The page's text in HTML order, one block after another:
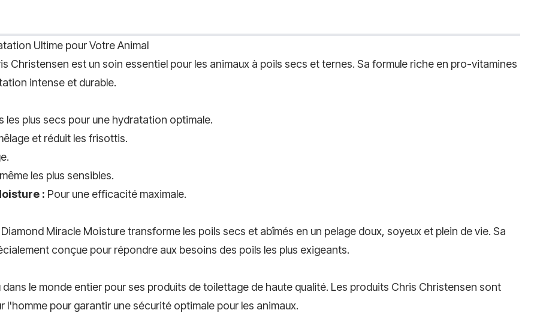
Ultime pour Votre Animal
Christensen est un soin essentiel pour les animaux à poils secs et ternes. Sa formule riche en pro-vitamines
intense et durable.
les plus secs pour une hydratation optimale.
et réduit les frisottis.
les plus sensibles.
: Pour une efficacité maximale.
Miracle Moisture transforme les poils secs et abîmés en un pelage doux, soyeux et plein de vie. Sa
conçue pour répondre aux besoins des poils les plus exigeants.
le monde entier pour ses produits de toilettage de haute qualité. Les produits Chris Christensen sont
pour garantir une sécurité optimale pour les animaux.